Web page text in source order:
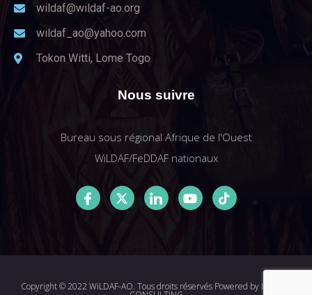
wildaf@wildaf-ao.org
wildaf_ao@yahoo.com
Tokon Witti, Lome Togo
Nous suivre
Bureau sous régional Afrique de l'Ouest
WiLDAF/FeDDAF nationaux
Copyright © 2022 WiLDAF-AO. Tous droits réservés Powered by I-MEDIA